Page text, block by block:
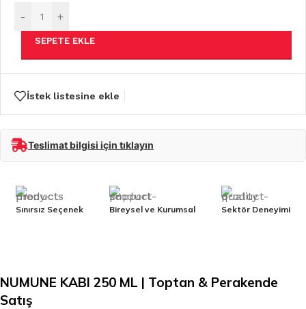
- +
SEPETE EKLE
İstek listesine ekle
Teslimat bilgisi için tıklayın
Sınırsız Seçenek Bireysel ve Kurumsal Sektör Deneyimi
NUMUNE KABI 250 ML | Toptan & Perakende
Satış